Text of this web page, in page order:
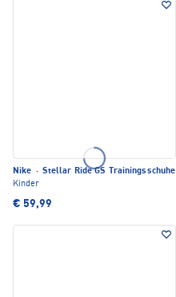
Nike · Stellar Ride GS Trainingsschuhe
Kinder
€ 59,99